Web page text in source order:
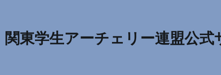
関東学生アーチェリー連盟公式